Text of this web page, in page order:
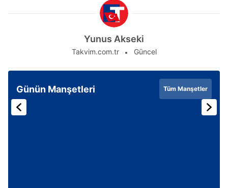
Yunus Akseki
Takvim.com.tr Güncel
Günün Manşetleri Tüm Manşetler